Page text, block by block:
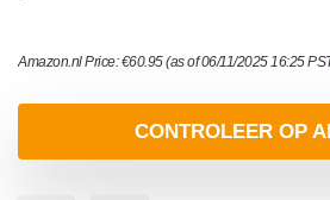
Amazon.nl Price:€60.95(as of 06/11/2025 16:25
CONTROLEER OP